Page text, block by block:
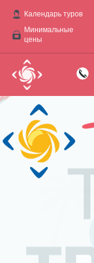
Календарь туров
Минимальные
цены